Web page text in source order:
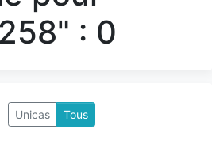
: 0
Unicas Tous